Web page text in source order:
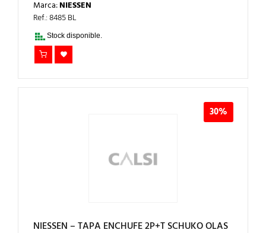
ORIGINAL
ERA:
15,06€.
Marca:NIESSEN
Ref.: 8485 BL
Stock disponible.
30%
NIESSEN – TAPA ENCHUFE 2P+T SCHUKO OLAS